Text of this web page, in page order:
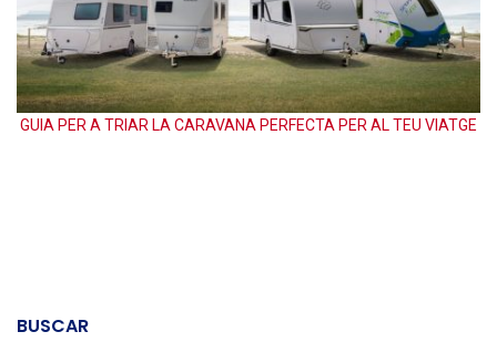
GUIA PER A TRIAR LA CARAVANA PERFECTA PER AL TEU VIATGE
BUSCAR